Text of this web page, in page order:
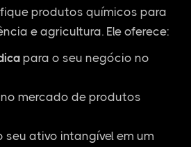
produtos químicos para
e agricultura. Ele oferece:
para o seu negócio no
mercado de produtos
seu ativo intangível em um